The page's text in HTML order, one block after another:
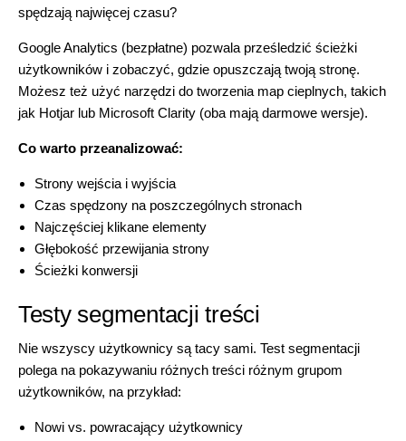
spędzają najwięcej czasu?
Google Analytics (bezpłatne) pozwala prześledzić ścieżki
użytkowników i zobaczyć, gdzie opuszczają twoją stronę.
Możesz też użyć narzędzi do tworzenia map cieplnych, takich
jak Hotjar lub Microsoft Clarity (oba mają darmowe wersje).
Co warto przeanalizować:
Strony wejścia i wyjścia
Czas spędzony na poszczególnych stronach
Najczęściej klikane elementy
Głębokość przewijania strony
Ścieżki konwersji
Testy segmentacji treści
Nie wszyscy użytkownicy są tacy sami. Test segmentacji
polega na pokazywaniu różnych treści różnym grupom
użytkowników, na przykład:
Nowi vs. powracający użytkownicy